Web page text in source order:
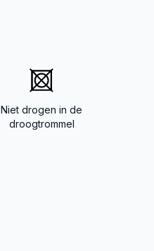
Niet drogen in de
droogtrommel